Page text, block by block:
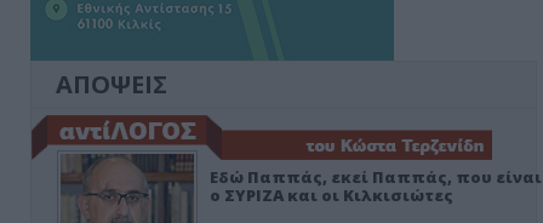
ΑΠΟΨΕΙΣ
Εδώ Παππάς, εκεί Παππάς, που είναι
ο ΣΥΡΙΖΑ και οι Κιλκισιώτες